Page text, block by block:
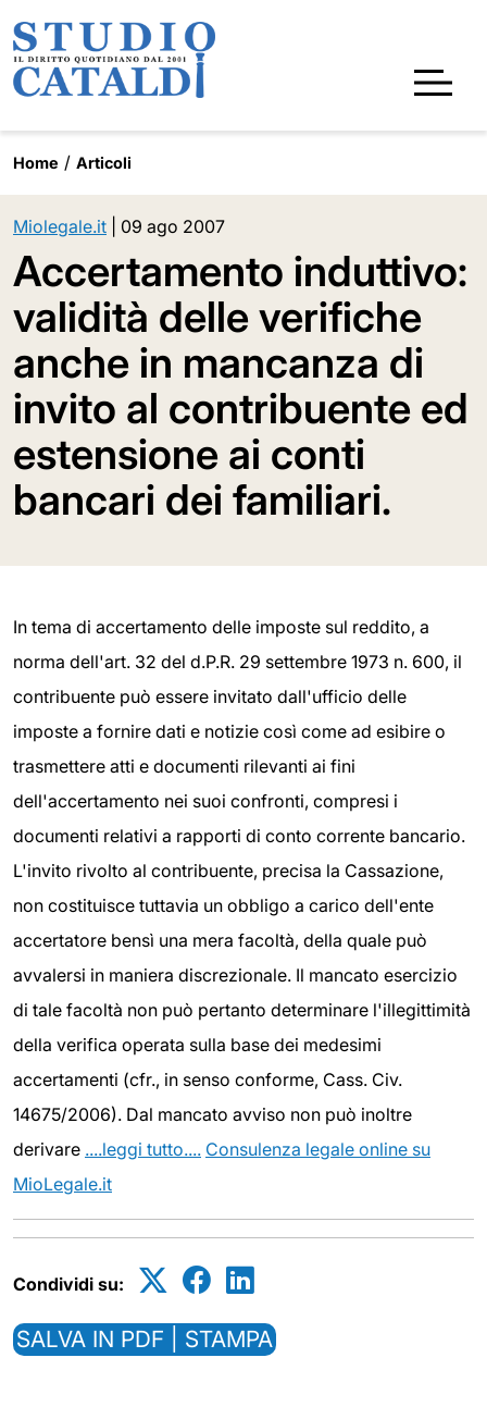
Home Articoli
Miolegale.it 09 ago 2007
Accertamento induttivo:
validità delle verifiche
anche in mancanza di
invito al contribuente ed
estensione ai conti
bancari dei familiari.
In tema di accertamento delle imposte sul reddito, a
norma dell'art. 32 del d.P.R. 29 settembre 1973 n. 600, il
contribuente può essere invitato dall'ufficio delle
imposte a fornire dati e notizie così come ad esibire o
trasmettere atti e documenti rilevanti ai fini
dell'accertamento nei suoi confronti, compresi i
documenti relativi a rapporti di conto corrente bancario.
L'invito rivolto al contribuente, precisa la Cassazione,
non costituisce tuttavia un obbligo a carico dell'ente
accertatore bensì una mera facoltà, della quale può
avvalersi in maniera discrezionale. Il mancato esercizio
di tale facoltà non può pertanto determinare l'illegittimità
della verifica operata sulla base dei medesimi
accertamenti (cfr., in senso conforme, Cass. Civ.
14675/2006). Dal mancato avviso non può inoltre
derivare ....leggi tutto.... Consulenza legale online su
MioLegale.it
Condividi su:
SALVA IN PDF | STAMPA